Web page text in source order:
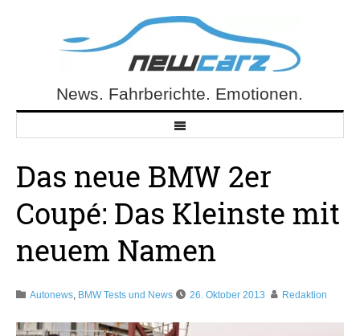
NewCarz.deNews. Fahrberichte. Emotionen.
Das neue BMW 2er
Coupé: Das Kleinste mit
neuem Namen
Autonews, BMW Tests und News 26. Oktober 2013 Redaktion